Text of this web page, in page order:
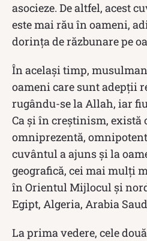
asocieze. De altfel, acest
este mai rău în oameni,
dorința de răzbunare pe
În același timp,
oameni care sunt adepții
rugându-se la Allah, iar
Ca și în creștinism, există
omniprezentă,
cuvântul a ajuns și la
geografică, cei mai mulți
în Orientul Mijlocul și
Egipt, Algeria, Arabia
La prima vedere, cele